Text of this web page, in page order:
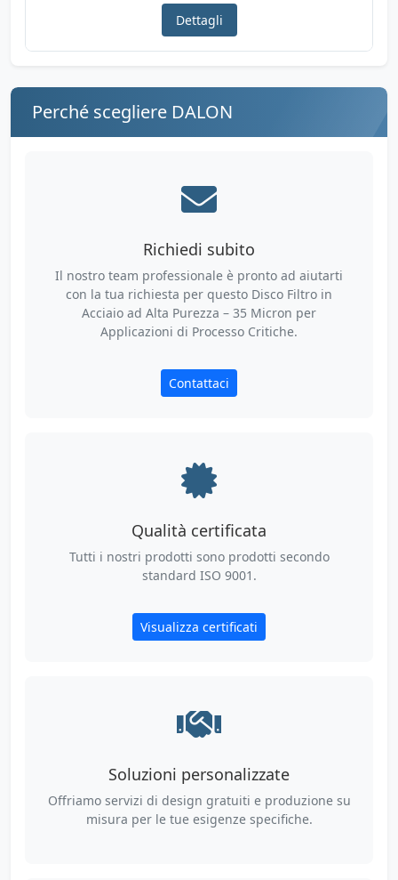
Dettagli
Perché scegliere DALON
Richiedi subito
Il nostro team professionale è pronto ad aiutarti
con la tua richiesta per questo Disco Filtro in
Acciaio ad Alta Purezza – 35 Micron per
Applicazioni di Processo Critiche.
Contattaci
Qualità certificata
Tutti i nostri prodotti sono prodotti secondo
standard ISO 9001.
Visualizza certificati
Soluzioni personalizzate
Offriamo servizi di design gratuiti e produzione su
misura per le tue esigenze specifiche.